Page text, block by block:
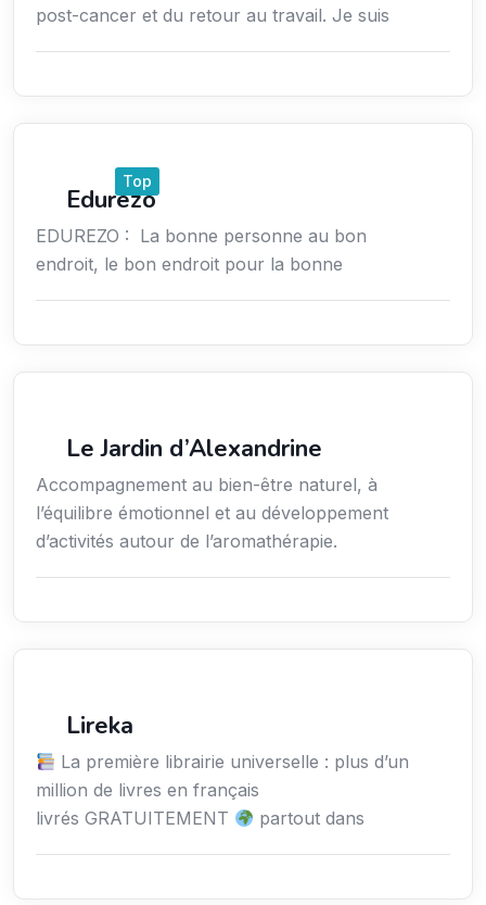
post-cancer et du retour au travail. Je suis
Edurezo
Top
EDUREZO : La bonne personne au bon
endroit, le bon endroit pour la bonne
Le Jardin d’Alexandrine
Accompagnement au bien-être naturel, à
l’équilibre émotionnel et au développement
d’activités autour de l’aromathérapie.
Lireka
La première librairie universelle : plus d’un
million de livres en français
livrés GRATUITEMENT
partout dans